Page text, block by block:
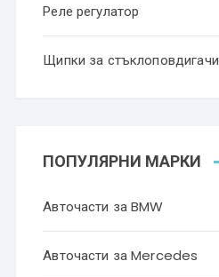
Реле регулатор
Щипки за стъклоповдигачи
ПОПУЛЯРНИ МАРКИ
Авточасти за BMW
Авточасти за Mercedes